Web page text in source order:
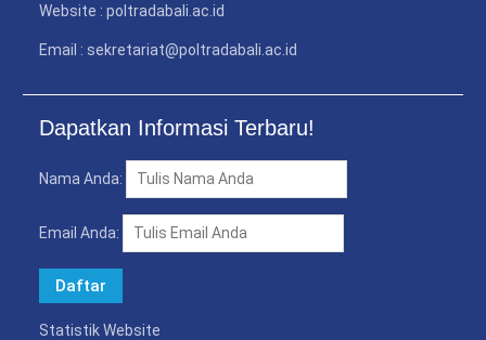
Website : poltradabali.ac.id
Email : sekretariat@poltradabali.ac.id
Dapatkan Informasi Terbaru!
Nama Anda:
Email Anda:
Statistik Website